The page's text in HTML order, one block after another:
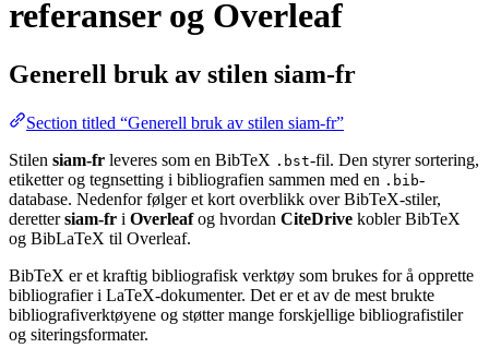
referanser og Overleaf
Generell bruk av stilen siam-fr
Section titled “Generell bruk av stilen siam-fr”
Stilen siam-fr leveres som en BibTeX .bst-fil. Den styrer sortering,
etiketter og tegnsetting i bibliografien sammen med en .bib-
database. Nedenfor følger et kort overblikk over BibTeX-stiler,
derettersiam-fr i Overleafog hvordan CiteDrive kobler BibTeX
og BibLaTeX til Overleaf.
BibTeX er et kraftig bibliografisk verktøy som brukes for å opprette
bibliografier i LaTeX-dokumenter. Det er et av de mest brukte
bibliografiverktøyene og støtter mange forskjellige bibliografistiler
og siteringsformater.